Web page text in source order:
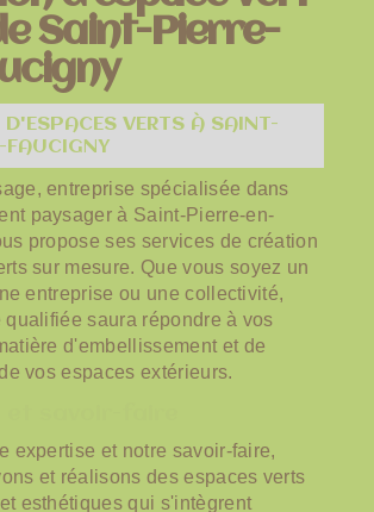
Saint-Pierre-
D'ESPACES VERTS À SAINT-
FAUCIGNY
entreprise spécialisée dans
paysager à Saint-Pierre-en-
propose ses services de création
sur mesure. Que vous soyez un
entreprise ou une collectivité,
qualifiée saura répondre à vos
d'embellissement et de
vos espaces extérieurs.
expertise et notre savoir-faire,
et réalisons des espaces verts
esthétiques qui s'intègrent